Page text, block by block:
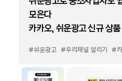
모은다
카카오, 쉬운광고 신규 상
#쉬운광고 #우리채널 알리기 #